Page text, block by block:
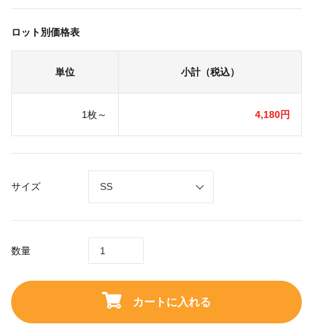
ロット別価格表
単位 小計（税込）
1枚～ 4,180円
サイズ
数量
カートに入れる